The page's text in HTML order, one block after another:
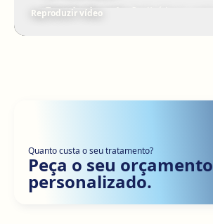
Estado da pele:
Reproduzir vídeo
Quanto custa o seu tratamento?
Peça o seu orçamento
personalizado.